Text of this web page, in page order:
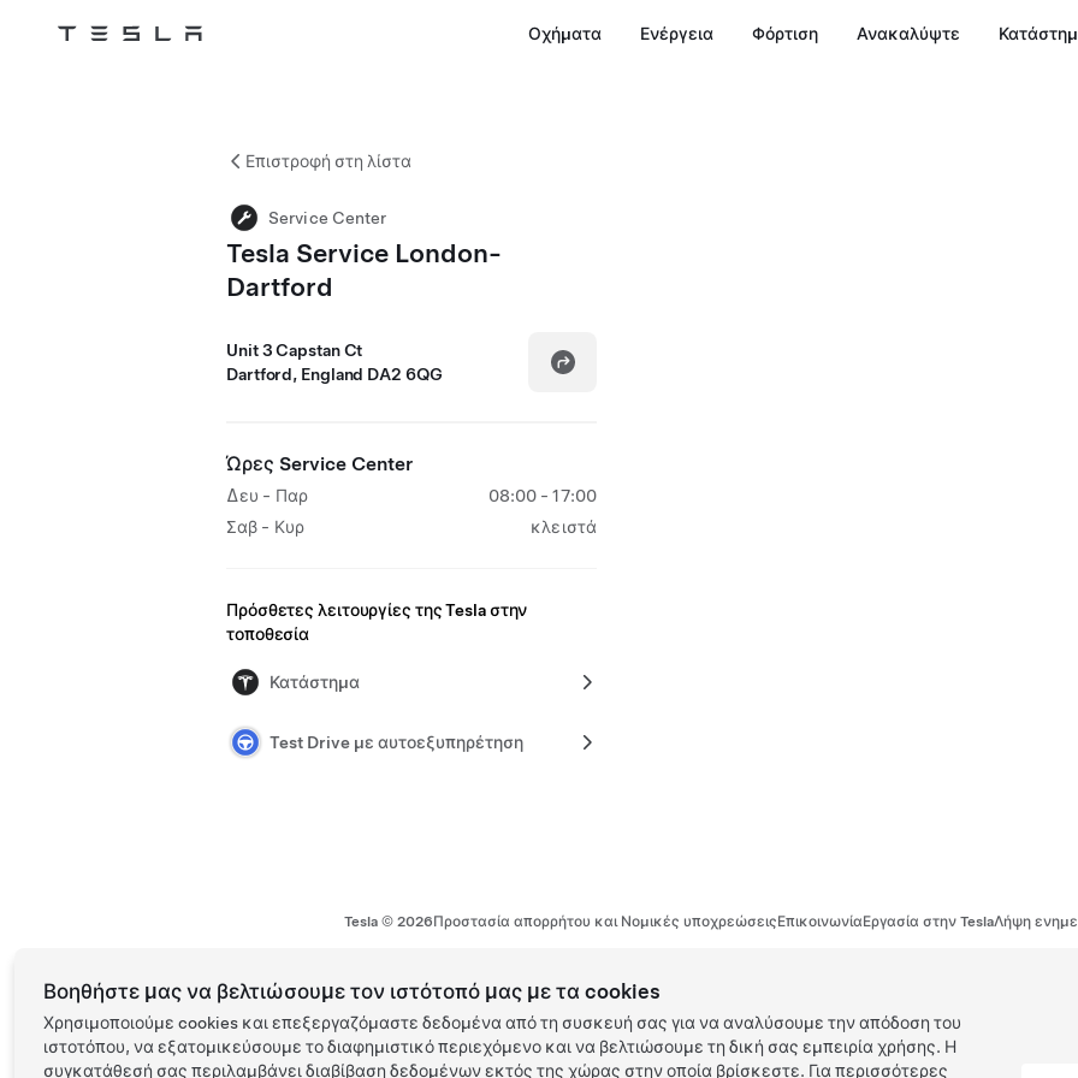
Tesla Οχήματα Ενέργεια Φόρτιση Ανακαλύψτε
Επιστροφή στη λίστα
Service Center
Tesla Service London-
Dartford
Unit 3 Capstan Ct
Dartford, England DA2 6QG
Ώρες Service Center
Δευ - Παρ
08:00 - 17:00
Σαβ - Κυρ
κλειστά
Πρόσθετες λειτουργίες της Tesla στην
τοποθεσία
Κατάστημα
Test Drive με αυτοεξυπηρέτηση
Tesla © 2026Προστασία απορρήτου και Νομικές υποχρεώσειςΕπικοινωνίαΕργασία στην TeslaΛήψη
Βοηθήστε μας να βελτιώσουμε τον ιστότοπό μας με τα cookies
Χρησιμοποιούμε cookies και επεξεργαζόμαστε δεδομένα από τη συσκευή σας για να αναλύσουμε την απόδοση του
ιστοτόπου, να εξατομικεύσουμε το διαφημιστικό περιεχόμενο και να βελτιώσουμε τη δική σας εμπειρία χρήσης. Η
συγκατάθεσή σας περιλαμβάνει διαβίβαση δεδομένων εκτός της χώρας στην οποία βρίσκεστε. Για περισσότερες